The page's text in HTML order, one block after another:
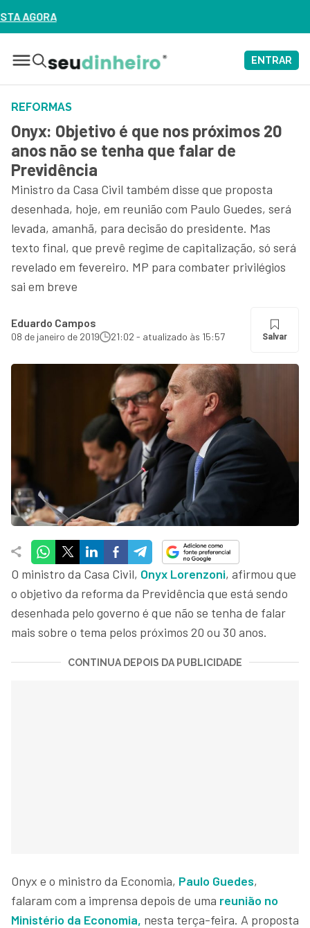
ENTRAR
REFORMAS
Onyx: Objetivo é que nos próximos 20
anos não se tenha que falar de
Previdência
Ministro da Casa Civil também disse que proposta
desenhada, hoje, em reunião com Paulo Guedes, será
levada, amanhã, para decisão do presidente. Mas
texto final, que prevê regime de capitalização, só será
revelado em fevereiro. MP para combater privilégios
sai em breve
Eduardo Campos
08 de janeiro de 2019 21:02 - atualizado às 15:57 Salvar
O ministro da Casa Civil, Onyx Lorenzoni, afirmou que
o objetivo da reforma da Previdência que está sendo
desenhada pelo governo é que não se tenha de falar
mais sobre o tema pelos próximos 20 ou 30 anos.
CONTINUA DEPOIS DA PUBLICIDADE
Onyx e o ministro da Economia, Paulo Guedes,
falaram com a imprensa depois de uma reunião no
Ministério da Economia, nesta terça-feira. A proposta